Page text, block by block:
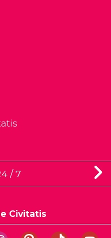
/ 7
Civitatis